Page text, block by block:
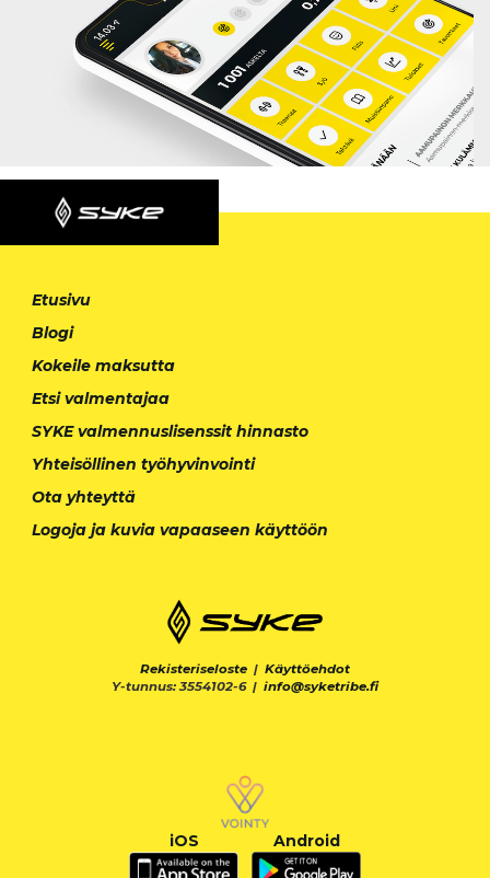
Etusivu
Blogi
Kokeile maksutta
Etsi valmentajaa
SYKE valmennuslisenssit hinnasto
Yhteisöllinen työhyvinvointi
Ota yhteyttä
Logoja ja kuvia vapaaseen käyttöön
Rekisteriseloste | Käyttöehdot
Y-tunnus: 3554102-6 | info@syketribe.fi
iOS Android